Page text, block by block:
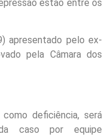
estão entre os
apresentado pelo ex-
pela Câmara dos
deficiência, será
caso por equipe